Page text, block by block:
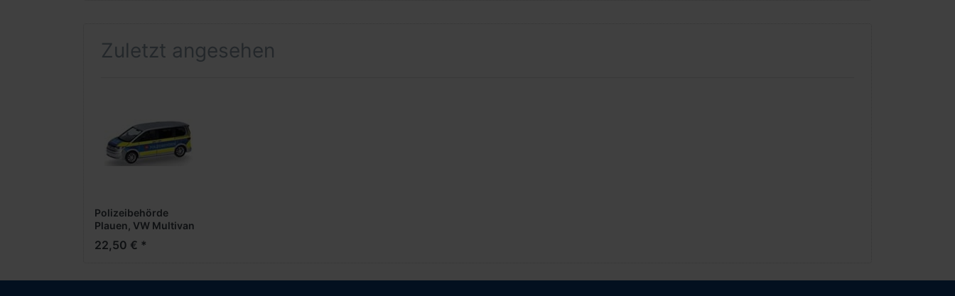
Zuletzt angesehen
Polizeibehörde
Plauen, VW Multivan
22,50 € *